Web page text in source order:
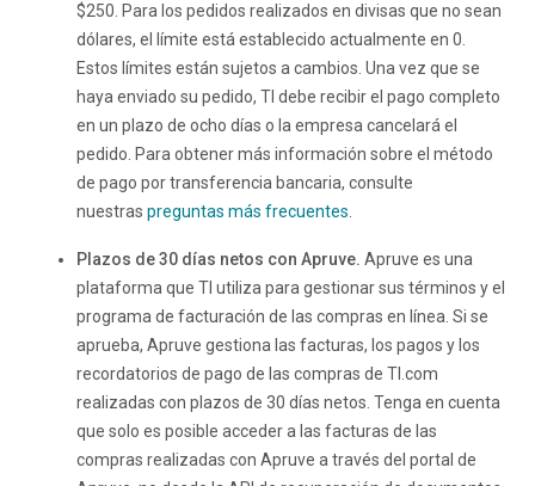
$250. Para los pedidos realizados en divisas que no sean
dólares, el límite está establecido actualmente en 0.
Estos límites están sujetos a cambios. Una vez que se
haya enviado su pedido, TI debe recibir el pago completo
en un plazo de ocho días o la empresa cancelará el
pedido. Para obtener más información sobre el método
de pago por transferencia bancaria, consulte
nuestras preguntas más frecuentes.
Plazos de 30 días netos con Apruve. Apruve es una
plataforma que TI utiliza para gestionar sus términos y el
programa de facturación de las compras en línea. Si se
aprueba, Apruve gestiona las facturas, los pagos y los
recordatorios de pago de las compras de TI.com
realizadas con plazos de 30 días netos. Tenga en cuenta
que solo es posible acceder a las facturas de las
compras realizadas con Apruve a través del portal de